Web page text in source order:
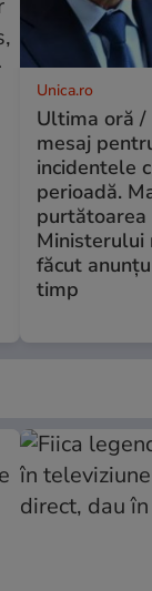
Unica.ro
Ultima oră /
mesaj
incidentele
perioadă.
purtătoarea
Ministerului
făcut
timp